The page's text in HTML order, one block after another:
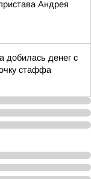
Андрея
добилась денег с
стаффа